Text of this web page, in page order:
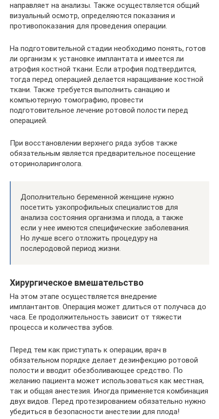
направляет на анализы. Также осуществляется общий
визуальный осмотр, определяются показания и
противопоказания для проведения операции.
На подготовительной стадии необходимо понять, готов
ли организм к установке имплантата и имеется ли
атрофия костной ткани. Если атрофия подтвердится,
тогда перед операцией делается наращивание костной
ткани. Также требуется выполнить санацию и
компьютерную томографию, провести
подготовительное лечение ротовой полости перед
операцией.
При восстановлении верхнего ряда зубов также
обязательным является предварительное посещение
оториноларинголога.
Дополнительно беременной женщине нужно
посетить узкопрофильных специалистов для
анализа состояния организма и плода, а также
если у нее имеются специфические заболевания.
Но лучше всего отложить процедуру на
послеродовой период жизни.
Хирургическое вмешательство
На этом этапе осуществляется внедрение
имплантантов. Операция может длиться от получаса до
часа. Ее продолжительность зависит от тяжести
процесса и количества зубов.
Перед тем как приступать к операции, врач в
обязательном порядке делает дезинфекцию ротовой
полости и вводит обезболивающее средство. По
желанию пациента может использоваться как местная,
так и общая анестезия. Иногда применяется комбинация
двух видов. Перед протезированием обязательно нужно
убедиться в безопасности анестезии для плода!